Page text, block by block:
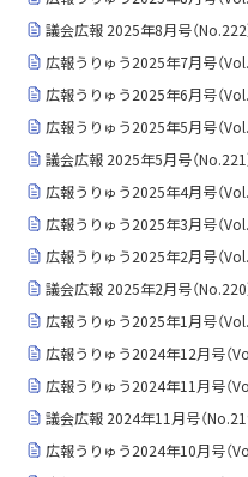
議会広報 2025年8月号（No.222
広報うりゅう2025年7月号（
広報うりゅう2025年6月号（
広報うりゅう2025年5月号（
議会広報 2025年5月号（No.221
広報うりゅう2025年4月号（
広報うりゅう2025年3月号（
広報うりゅう2025年2月号（
議会広報 2025年2月号（No.220
広報うりゅう2025年1月号（
広報うりゅう2024年12月号（
広報うりゅう2024年11月号（
議会広報 2024年11月号（
広報うりゅう2024年10月号（